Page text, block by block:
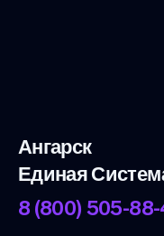
Ангарск
Единая
8 (800) 505-88-